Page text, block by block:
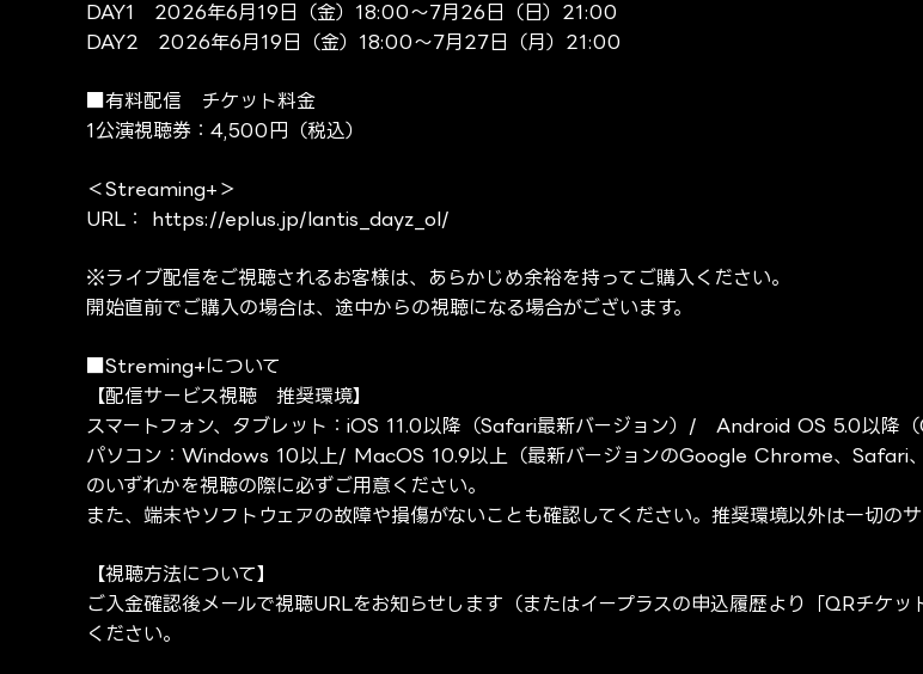
DAY1 2026年6月19日（金）18:00～7月26日（日）21:00
DAY2 2026年6月19日（金）18:00～7月27日（月）21:00
■有料配信 チケット料金
1公演視聴券：4,500円（税込）
＜Streaming+＞
URL：
https://eplus.jp/lantis_dayz_ol/
※ライブ配信をご視聴されるお客様は、あらかじめ余裕を持ってご購入ください。
開始直前でご購入の場合は、途中からの視聴になる場合がございます。
■Streming+について
【配信サービス視聴 推奨環境】
スマートフォン、タブレット：iOS 11.0以降（Safari最新バージョン）/ Android OS 5.0以降
パソコン：Windows 10以上/ MacOS 10.9以上（最新バージョンのGoogle Chrome、Safari
のいずれかを視聴の際に必ずご用意ください。
また、端末やソフトウェアの故障や損傷がないことも確認してください。推奨環境以外は一切のサ
【視聴方法について】
ご入金確認後メールで視聴URLをお知らせします（またはイープラスの申込履歴より「QRチケ
ください。